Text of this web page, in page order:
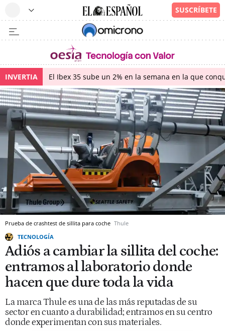
INVERTIA El Ibex 35 sube un 2% en la semana en la que
Prueba de crashtest de sillita para coche Thule
TECNOLOGÍA
Adiós a cambiar la sillita del coche:
entramos al laboratorio donde
hacen que dure toda la vida
La marca Thule es una de las más reputadas de su
sector en cuanto a durabilidad; entramos en su centro
donde experimentan con sus materiales.